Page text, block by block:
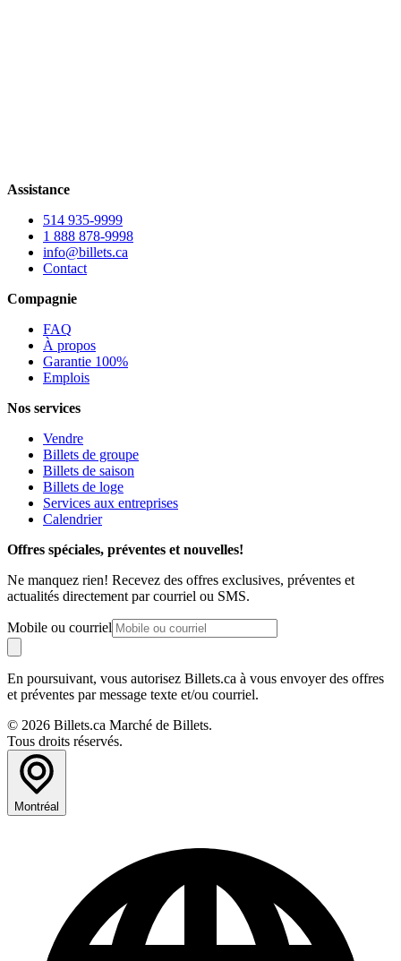
Assistance
514 935-9999
1 888 878-9998
info@billets.ca
Contact
Compagnie
FAQ
À propos
Garantie 100%
Emplois
Nos services
Vendre
Billets de groupe
Billets de saison
Billets de loge
Services aux entreprises
Calendrier
Offres spéciales, préventes et nouvelles!
Ne manquez rien! Recevez des offres exclusives, préventes et
actualités directement par courriel ou SMS.
Mobile ou courriel
En poursuivant, vous autorisez Billets.ca à vous envoyer des offres
et préventes par message texte et/ou courriel.
© 2026 Billets.ca Marché de Billets.
Tous droits réservés.
Montréal